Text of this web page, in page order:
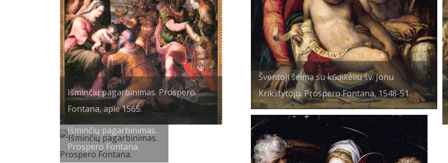
Išminčių pagarbinimas. Prospero
Fontana, apie 1565.
Šventoji šeima su kūdikėliu šv. Jonu
Krikštytoju. Prospero Fontana, 1548-51.
Išminčių pagarbinimas.
Prospero Fontana.